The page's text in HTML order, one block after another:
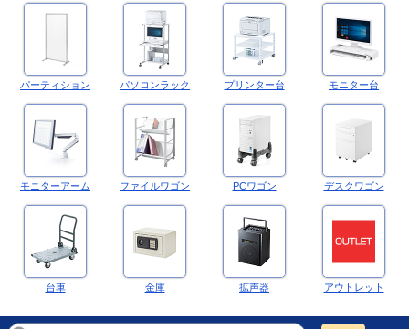
パーティション パソコンラック プリンター台 モニター台
モニターアーム ファイルワゴン PCワゴン デスクワゴン
台車 金庫 拡声器 アウトレット